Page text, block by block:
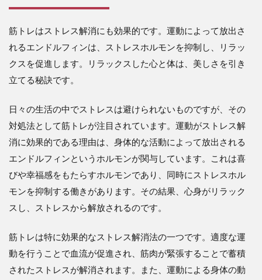
筋トレはストレス解消にも効果的です。運動によって放出さ
れるエンドルフィンは、ストレスホルモンを抑制し、リラッ
クスを促進します。リラックスした心と体は、美しさを引き
立てる秘訣です。
日々の生活の中でストレスは避けられないものですが、その
対処法として筋トレが注目されています。運動がストレス解
消に効果的である理由は、身体的な活動によって放出される
エンドルフィンというホルモンが関与しています。これは喜
びや幸福感をもたらすホルモンであり、同時にストレスホル
モンを抑制する働きがあります。その結果、心身がリラック
スし、ストレスから解放されるのです。
筋トレは特に効果的なストレス解消法の一つです。適度な運
動を行うことで血流が促進され、筋肉が緊張することで蓄積
されたストレスが解消されます。また、運動による身体の動